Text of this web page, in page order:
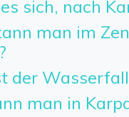
sich, nach
man im
der
man in